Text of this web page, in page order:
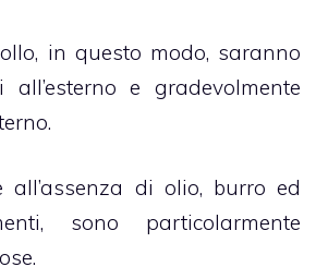
in questo modo, saranno
all’esterno e gradevolmente
all’assenza di olio, burro ed
sono particolarmente